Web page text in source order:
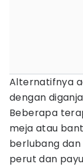
Alternatifnya
dengan
Beberapa
meja atau
berlubang
perut dan